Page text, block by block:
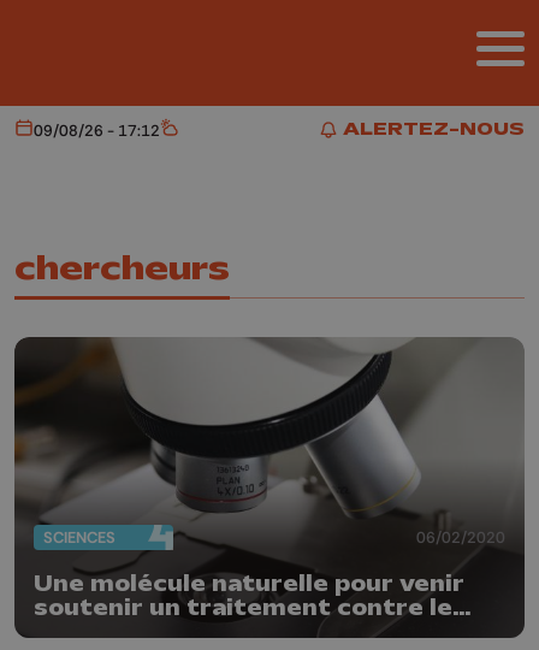
ALERTEZ-NOUS
ALERTEZ-NOUS
Aujourd'hui
09/08/26 - 17:12 Météo
chercheurs
SCIENCES 06/02/2020
Une molécule naturelle pour venir
soutenir un traitement contre le
cancer du colon (ULiege)